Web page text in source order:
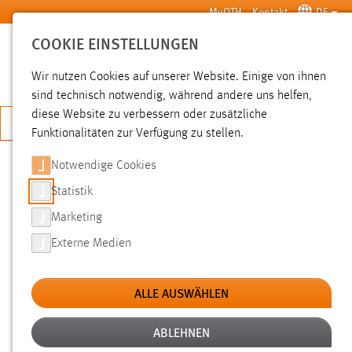
Zum Hauptinhalt springen MyOTH Kontakt DE
SUCHE
JETZT BEWERBEN
SUCHE
FILTER
Typ
Erstellungsdatum
COOKIE EINSTELLUNGEN
Wir nutzen Cookies auf unserer Website. Einige von ihnen
sind technisch notwendig, während andere uns helfen,
diese Website zu verbessern oder zusätzliche
Funktionalitäten zur Verfügung zu stellen.
Notwendige Cookies
Statistik
Marketing
Externe Medien
ALLE AUSWÄHLEN
ABLEHNEN